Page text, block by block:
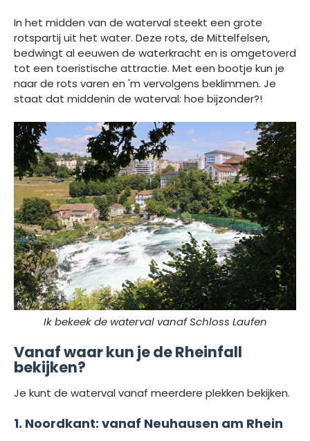
In het midden van de waterval steekt een grote
rotspartij uit het water. Deze rots, de Mittelfelsen,
bedwingt al eeuwen de waterkracht en is omgetoverd
tot een toeristische attractie. Met een bootje kun je
naar de rots varen en 'm vervolgens beklimmen. Je
staat dat middenin de waterval: hoe bijzonder?!
Ik bekeek de waterval vanaf Schloss Laufen
Vanaf waar kun je de Rheinfall
bekijken?
Je kunt de waterval vanaf meerdere plekken bekijken.
1. Noordkant: vanaf Neuhausen am Rhein